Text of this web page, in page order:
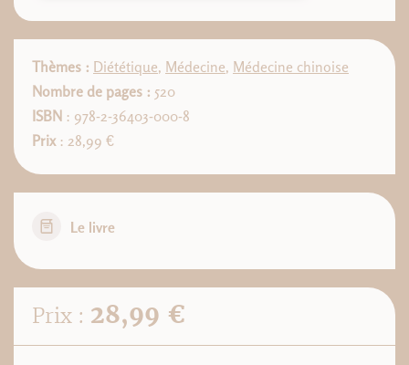
Thèmes : Diététique, Médecine, Médecine chinoise
Nombre de pages : 520
ISBN : 978-2-36403-000-8
Prix: 28,99 €
Le livre
Prix : 28,99 €